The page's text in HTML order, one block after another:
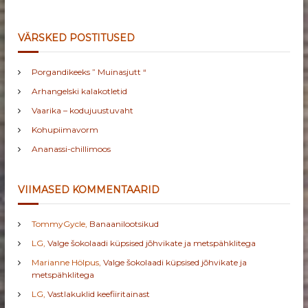
VÄRSKED POSTITUSED
Porgandikeeks ” Muinasjutt “
Arhangelski kalakotletid
Vaarika – kodujuustuvaht
Kohupiimavorm
Ananassi-chillimoos
VIIMASED KOMMENTAARID
TommyGycle Banaanilootsikud
LG ,Valge šokolaadi küpsised jõhvikate ja metspähklitega
Marianne Hölpus ,Valge šokolaadi küpsised jõhvikate ja
metspähklitega
LG ,Vastlakuklid keefiiritainast